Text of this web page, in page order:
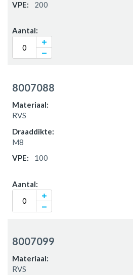
200
8007088
RVS
M8
100
8007099
RVS